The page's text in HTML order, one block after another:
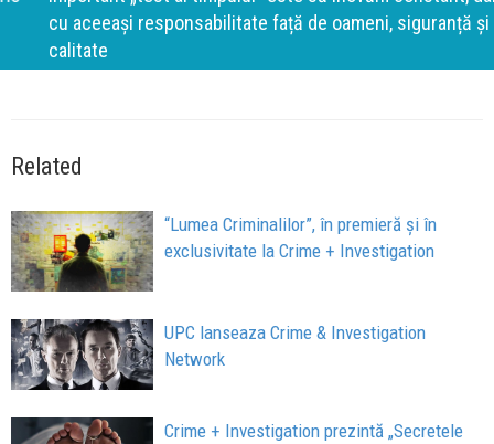
cu aceeași responsabilitate față de oameni, siguranță și
calitate
Related
“Lumea Criminalilor”, în premieră și în
exclusivitate la Crime + Investigation
UPC lanseaza Crime & Investigation
Network
Crime + Investigation prezintă „Secretele